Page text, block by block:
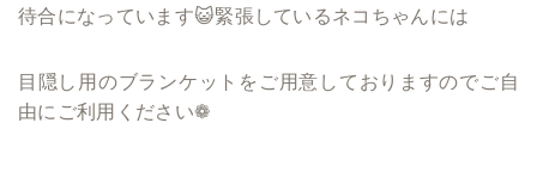
待合になっています😺緊張しているネコちゃんには
目隠し用のブランケットをご用意しておりますのでご自
由にご利用ください❁